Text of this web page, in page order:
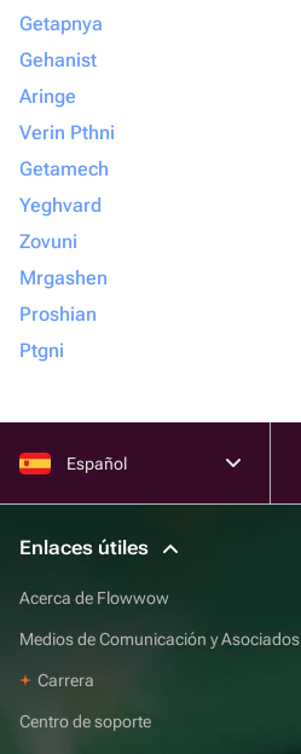
Getapnya
Gehanist
Aringe
Verin Pthni
Getamech
Yeghvard
Zovuni
Mrgashen
Proshian
Ptgni
Español
Enlaces útiles
Acerca de Flowwow
Medios de Comunicación y Asociados
Carrera
Centro de soporte